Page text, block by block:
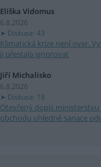
Eliška Vidomus
6.8.2026
Diskuse: 43
Klimatická krize není over.
ji přestala ignorovat
Jiří Michalisko
6.8.2026
Diskuse: 18
Otevřený dopis
obchodu ohledně sanace